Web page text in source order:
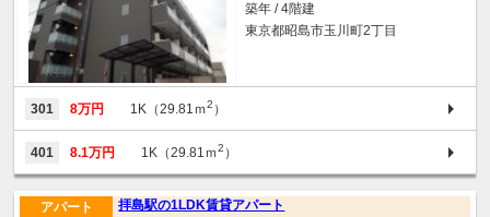
築年 / 4階建
東京都昭島市玉川町2丁目
301 8万円 1K（29.81ｍ2 ）
401 8.1万円 1K（29.81ｍ2 ）
拝島駅の1LDK賃貸アパート
アパート